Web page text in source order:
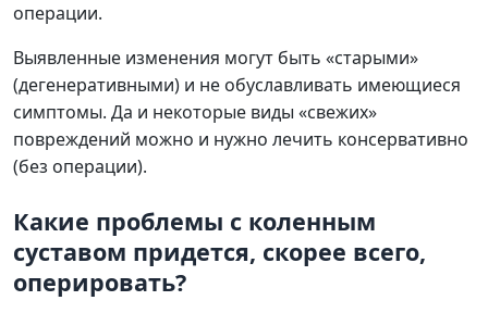
операции.
Выявленные изменения могут быть «старыми»
(дегенеративными) и не обуславливать имеющиеся
симптомы. Да и некоторые виды «свежих»
повреждений можно и нужно лечить консервативно
(без операции).
Какие проблемы с коленным
суставом придется, скорее всего,
оперировать?